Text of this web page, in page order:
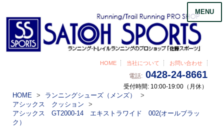
HOME 当社について お問い合わせ
電話: 0428-24-8661
受付時間: 10:00-19:00（月休）
MENU
HOME
ランニングシューズ（メンズ）
アシックス クッション
アシックス GT2000-14 エキストラワイド 002(オールブラッ
ク）